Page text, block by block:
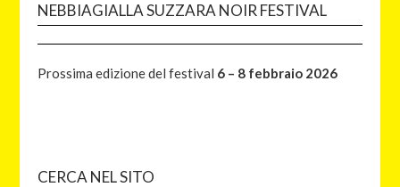
NEBBIAGIALLA SUZZARA NOIR FESTIVAL
Prossima edizione del festival 6 – 8 febbraio 2026
CERCA NEL SITO